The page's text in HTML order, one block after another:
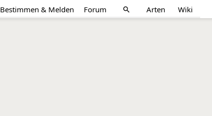
Bestimmen & Melden Forum search Arten Wiki